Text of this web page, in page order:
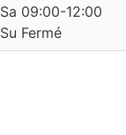
Sa 09:00-12:00
Su Fermé